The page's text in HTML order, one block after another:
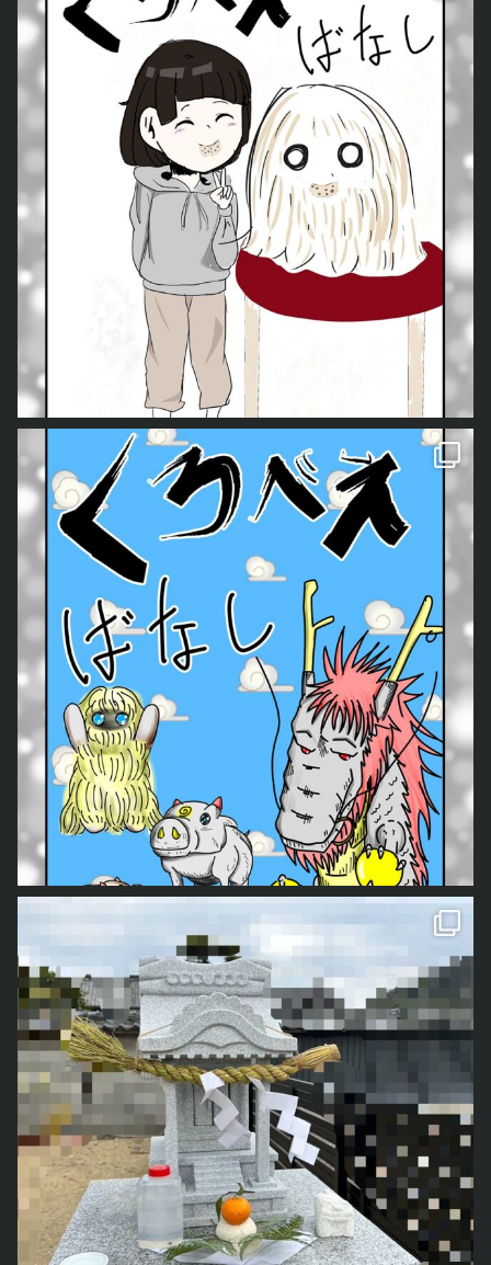
そんなこんなで・・・
我が家では毎年、私の父手作りのしめ縄を飾